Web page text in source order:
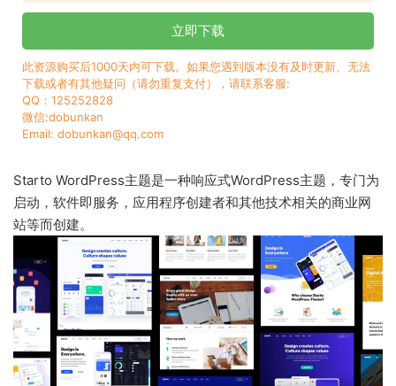
立即下载
此资源购买后1000天内可下载。如果您遇到版本没有及时更新、无法
下载或者有其他疑问（请勿重复支付），请联系客服:
QQ：125252828
微信:dobunkan
Email: dobunkan@qq.com
Starto WordPress主题是一种响应式WordPress主题，专门为
启动，软件即服务，应用程序创建者和其他技术相关的商业网
站等而创建。